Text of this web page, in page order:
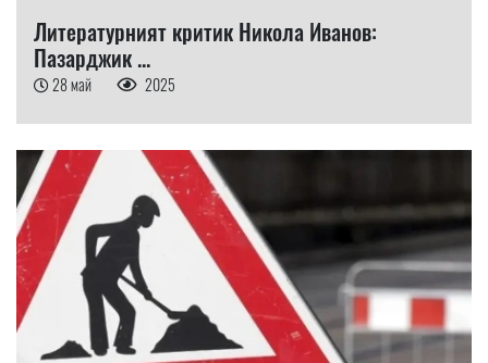
Литературният критик Никола Иванов:
Пазарджик ...
28 май 2025